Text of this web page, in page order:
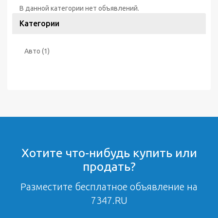
В данной категории нет объявлений.
Категории
Авто (1)
Хотите что-нибудь купить или
продать?
Разместите бесплатное объявление на
7347.RU